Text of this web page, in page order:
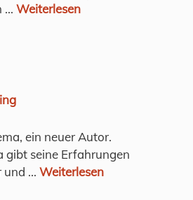
... Weiterlesen
ein neuer Autor.
gibt seine Erfahrungen
... Weiterlesen